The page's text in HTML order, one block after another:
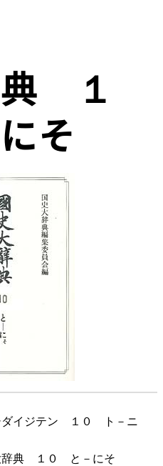
典 １
そ
ダイジテン １０ ト－ニ
辞典 １０ と－にそ